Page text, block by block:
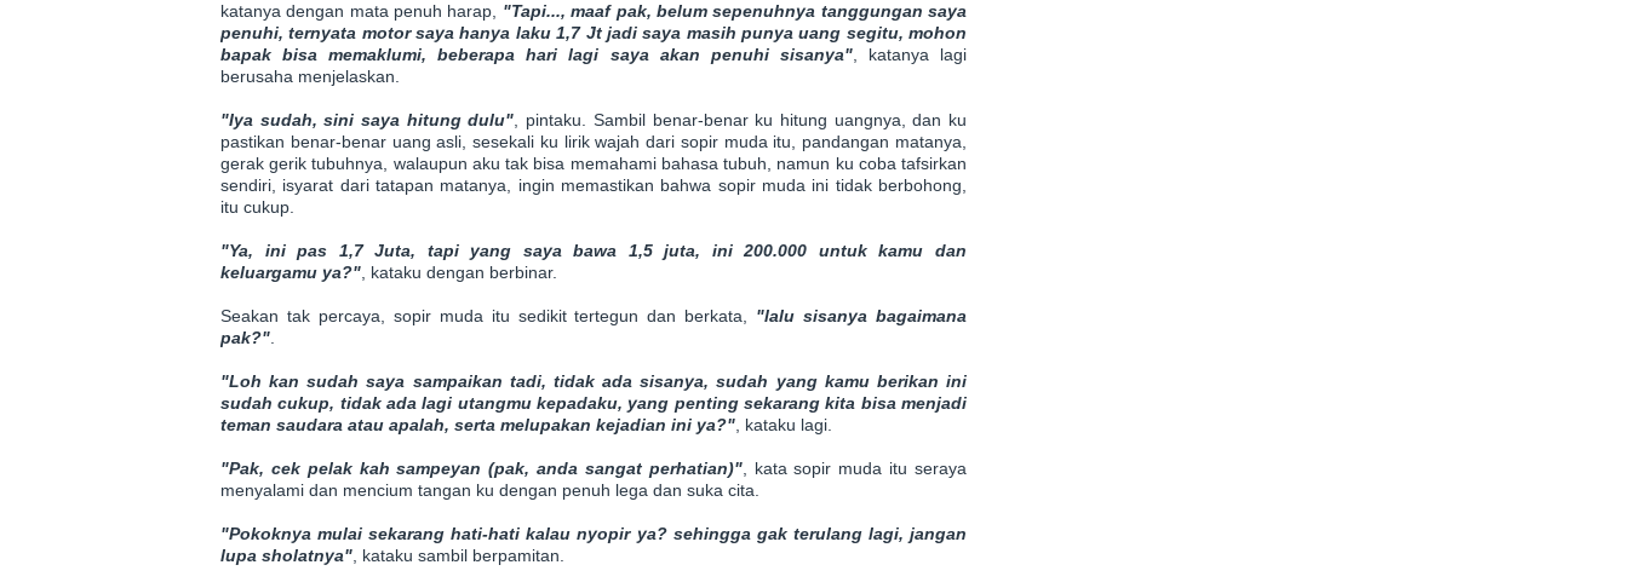
katanya dengan mata penuh harap, "Tapi..., maaf pak, belum sepenuhnya tanggungan saya
penuhi, ternyata motor saya hanya laku 1,7 Jt jadi saya masih punya uang segitu, mohon
bapak bisa memaklumi, beberapa hari lagi saya akan penuhi sisanya", katanya lagi
berusaha menjelaskan.
"Iya sudah, sini saya hitung dulu" , pintaku. Sambil benar-benar ku hitung uangnya, dan ku
pastikan benar-benar uang asli, sesekali ku lirik wajah dari sopir muda itu, pandangan matanya,
gerak gerik tubuhnya, walaupun aku tak bisa memahami bahasa tubuh, namun ku coba tafsirkan
sendiri, isyarat dari tatapan matanya, ingin memastikan bahwa sopir muda ini tidak berbohong,
itu cukup.
"Ya, ini pas 1,7 Juta, tapi yang saya bawa 1,5 juta, ini 200.000 untuk kamu dan
keluargamu ya?" , kataku dengan berbinar.
Seakan tak percaya, sopir muda itu sedikit tertegun dan berkata, "lalu sisanya bagaimana
pak?"
"Loh kan sudah saya sampaikan tadi, tidak ada sisanya, sudah yang kamu berikan ini
sudah cukup, tidak ada lagi utangmu kepadaku, yang penting sekarang kita bisa menjadi
teman saudara atau apalah, serta melupakan kejadian ini ya?" , kataku lagi.
"Pak, cek pelak kah sampeyan (pak, anda sangat perhatian)", kata sopir muda itu seraya
menyalami dan mencium tangan ku dengan penuh lega dan suka cita.
"Pokoknya mulai sekarang hati-hati kalau nyopir ya? sehingga gak terulang lagi, jangan
lupa sholatnya" , kataku sambil berpamitan.